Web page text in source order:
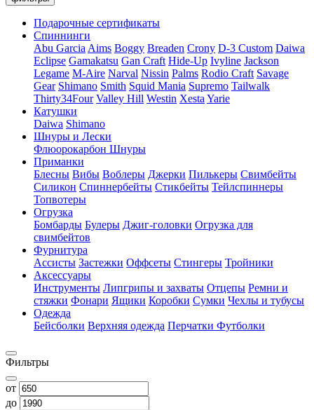
Подарочные сертификаты
Спиннинги
Abu Garcia Aims Boggy Breaden Crony D-3 Custom Daiwa
Eclipse Gamakatsu Gan Craft Hide-Up Ivyline Jackson
Legame M-Aire Narval Nissin Palms Rodio Craft Savage
Gear Shimano Smith Squid Mania Supremo Tailwalk
Thirty34Four Valley Hill Westin Xesta Yarie
Катушки
Daiwa Shimano
Шнуры и Лески
Флюорокарбон Шнуры
Приманки
Блесны Вибы Воблеры Джерки Пилькеры Свимбейты
Силикон Спиннербейты Стикбейты Тейлспиннеры
Топвотеры
Огрузка
Бомбарды Булеры Джиг-головки Огрузка для
свимбейтов
Фурнитура
Ассисты Застежки Оффсеты Стингеры Тройники
Аксессуары
Инструменты Липгрипы и захваты Отцепы Ремни и
стяжки Фонари Ящики Коробки Сумки Чехлы и тубусы
Одежда
Бейсболки Верхняя одежда Перчатки Футболки
Фильтры
от
до